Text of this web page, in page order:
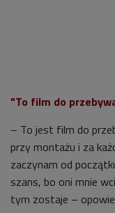
"To film do
– To jest film do
przy montażu i za
zaczynam od
szans, bo oni mnie
tym zostaje –